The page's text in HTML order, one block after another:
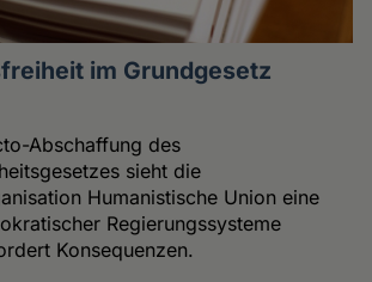
im Grundgesetz
Abschaffung des
sieht die
Humanistische Union eine
Regierungssysteme
Konsequenzen.